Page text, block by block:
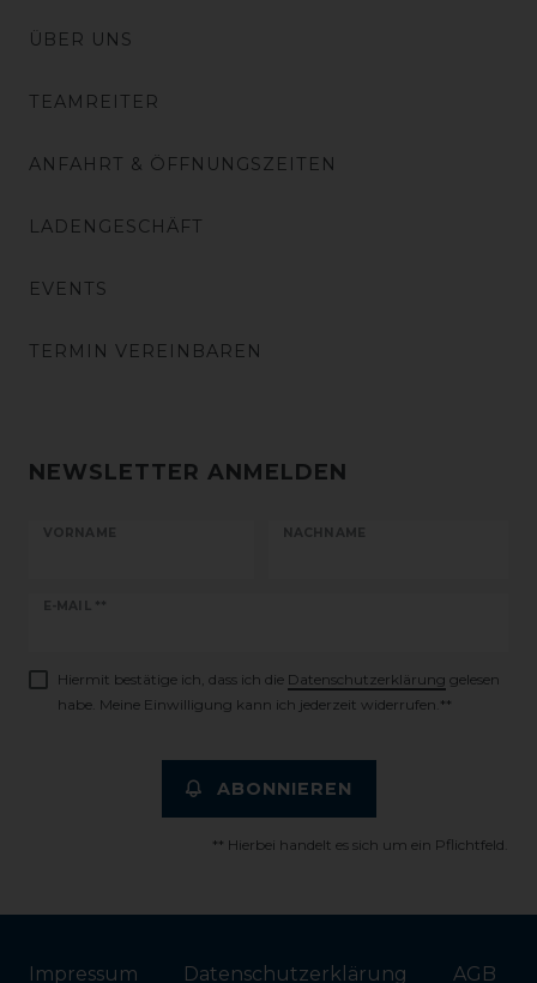
ÜBER UNS
TEAMREITER
ANFAHRT & ÖFFNUNGSZEITEN
LADENGESCHÄFT
EVENTS
TERMIN VEREINBAREN
NEWSLETTER ANMELDEN
VORNAME NACHNAME
E-MAIL **
Newsletter
Hiermit bestätige ich, dass ich die Daten­schutz­erklärung gelesen
habe. Meine Einwilligung kann ich jederzeit widerrufen.**
ABONNIEREN
** Hierbei handelt es sich um ein Pflichtfeld.
Impressum Daten­schutz­erklärung AGB